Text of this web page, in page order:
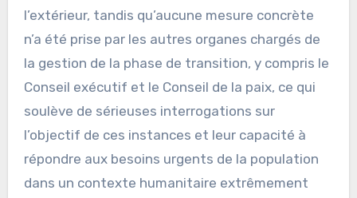
l’extérieur, tandis qu’aucune mesure concrète
n’a été prise par les autres organes chargés de
la gestion de la phase de transition, y compris le
Conseil exécutif et le Conseil de la paix, ce qui
soulève de sérieuses interrogations sur
l’objectif de ces instances et leur capacité à
répondre aux besoins urgents de la population
dans un contexte humanitaire extrêmement